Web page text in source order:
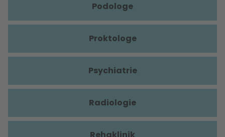
Podologe
Proktologe
Psychiatrie
Radiologie